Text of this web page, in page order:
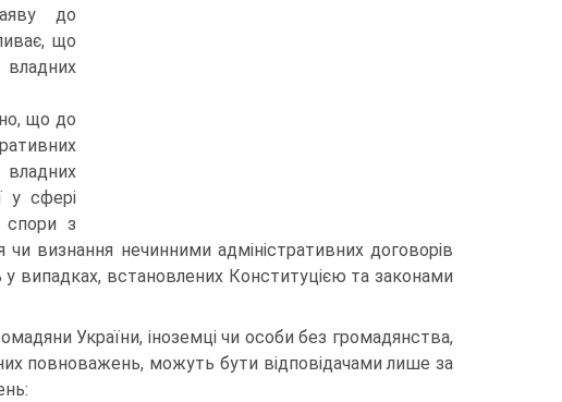
до
що
владних
що до
у сфе­рі
спори з
визнання нечинними адміністративних договорів
випадках, вста­новлених Конституцією та законами
України, іноземці чи особи без громадянства,
повноважень, мо­жуть бути відповідачами лише за